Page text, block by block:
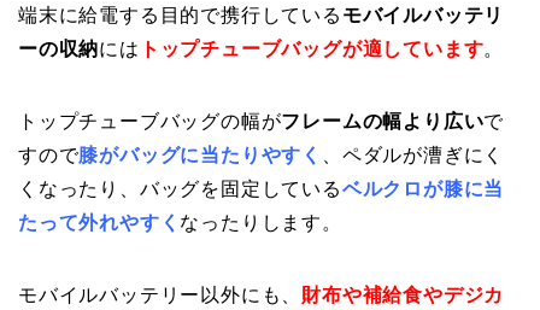
端末に給電する目的で携行している モバイルバッテリ
ーの収納には トップチューブバッグが適しています。
トップチューブバッグの幅がフレームの幅より広いで
すので膝がバッグに当たりやすく
、ペダルが漕ぎにく
くなったり、バッグを固定しているベルクロが膝に当
たって外れやすく なったりします。
モバイルバッテリー以外にも、 財布や補給食やデジカ